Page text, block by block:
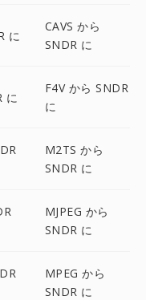
に
CAVS から
SNDR に
に
F4V から SNDR
に
M2TS から
SNDR に
MJPEG から
SNDR に
MPEG から
SNDR に